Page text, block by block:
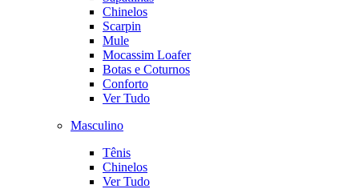
Chinelos
Scarpin
Mule
Mocassim Loafer
Botas e Coturnos
Conforto
Ver Tudo
Masculino
Tênis
Chinelos
Ver Tudo